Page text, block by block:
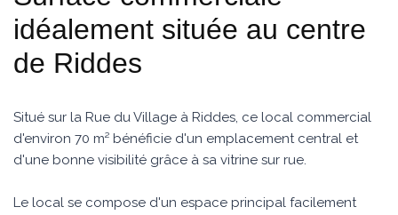
idéalement située au centre
de Riddes
Situé sur la Rue du Village à Riddes, ce local commercial
d'environ 70 m² bénéficie d'un emplacement central et
d'une bonne visibilité grâce à sa vitrine sur rue.
Le local se compose d'un espace principal facilement